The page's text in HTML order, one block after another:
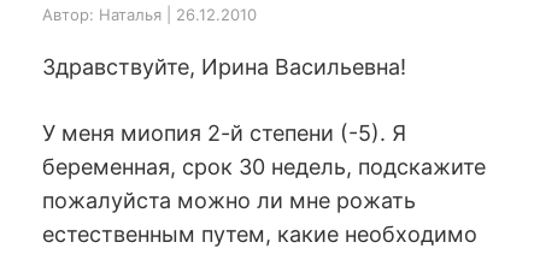
Автор: Наталья | 26.12.2010
Здравствуйте, Ирина Васильевна!
У меня миопия 2-й степени (-5). Я
беременная, срок 30 недель, подскажите
пожалуйста можно ли мне рожать
естественным путем, какие необходимо